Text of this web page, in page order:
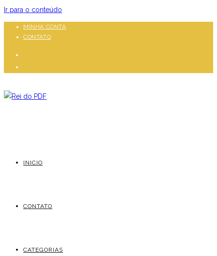
Ir para o conteúdo
MINHA CONTA
CONTATO
INICIO
CONTATO
CATEGORIAS